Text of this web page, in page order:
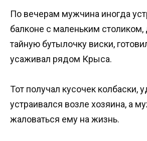
По вечерам мужчина иногда
балконе с маленьким
тайную бутылочку виски,
усаживал рядом Крыса.
Тот получал кусочек колбаски,
устраивался возле хозяина, а
жаловаться ему на жизнь.